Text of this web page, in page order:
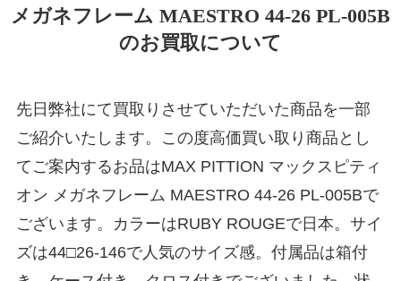
メガネフレーム MAESTRO 44-26 PL-005B
のお買取について
先日弊社にて買取りさせていただいた商品を一部
ご紹介いたします。この度高価買い取り商品とし
てご案内するお品はMAX PITTION マックスピティ
オン メガネフレーム MAESTRO 44-26 PL-005Bで
ございます。カラーはRUBY ROUGEで日本。サイ
ズは44□26-146で人気のサイズ感。付属品は箱付